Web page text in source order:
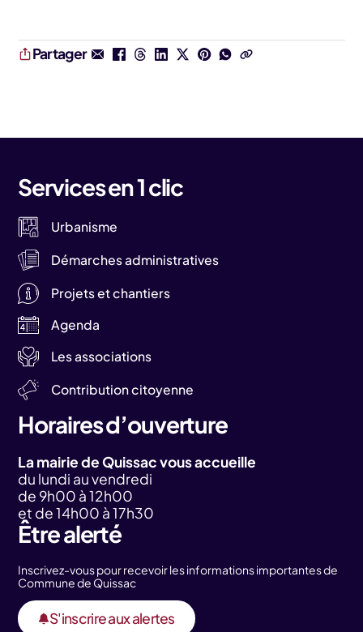
Partager
Services en 1 clic
Urbanisme
Démarches administratives
Projets et chantiers
Agenda
Les associations
Contribution citoyenne
Horaires d’ouverture
La mairie de Quissac vous accueille
du lundi au vendredi
de 9h00 à 12h00
et de 14h00 à 17h30
Être alerté
Inscrivez-vous pour recevoir les informations importantes de
Commune de Quissac
S'inscrire aux alertes